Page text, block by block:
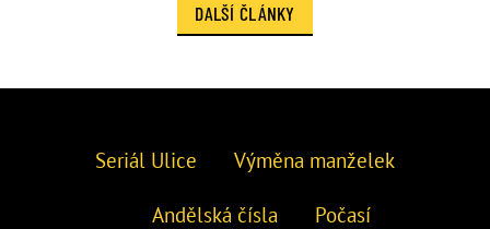
DALŠÍ ČLÁNKY
Seriál Ulice Výměna manželek
Andělská čísla Počasí